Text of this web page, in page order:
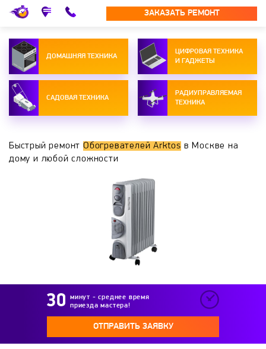
ЗАКАЗАТЬ РЕМОНТ
ДОМАШНЯЯ ТЕХНИКА
ЦИФРОВАЯ ТЕХНИКА
И ГАДЖЕТЫ
САДОВАЯ ТЕХНИКА
РАДИУПРАВЛЯЕМАЯ
ТЕХНИКА
Быстрый ремонтОбогревателей Arktos в Москве на
дому и любой сложности
минут - среднее время
приезда мастера!
ОТПРАВИТЬ ЗАЯВКУ